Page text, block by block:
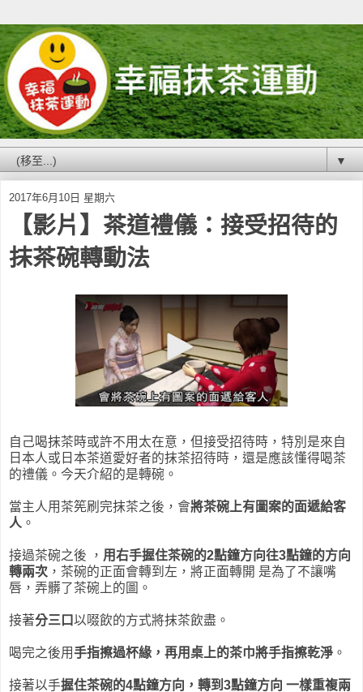
▼
2017年6月10日 星期六
【影片】茶道禮儀：接受招待的
抹茶碗轉動法
自己喝抹茶時或許不用太在意，但接受招待時，特別是來自
日本人或日本茶道愛好者的抹茶招待時，還是應該懂得喝茶
的禮儀。今天介紹的是轉碗。
當主人用茶筅刷完抹茶之後，會將茶碗上有圖案的面遞給客
人 。
接過茶碗之後 ， 用右手握住茶碗的2點鐘方向往3點鐘的方向
轉兩次 ，茶碗的正面會轉到左，將正面轉開 是為了不讓嘴
唇，弄髒了茶碗上的圖。
接著分三口以啜飲的方式將抹茶飲盡。
喝完之後用手指擦過杯緣，再用桌上的茶巾將手指擦乾淨 。
接著以手握住茶碗的4點鐘方向，轉到3點鐘方向 一樣重複兩